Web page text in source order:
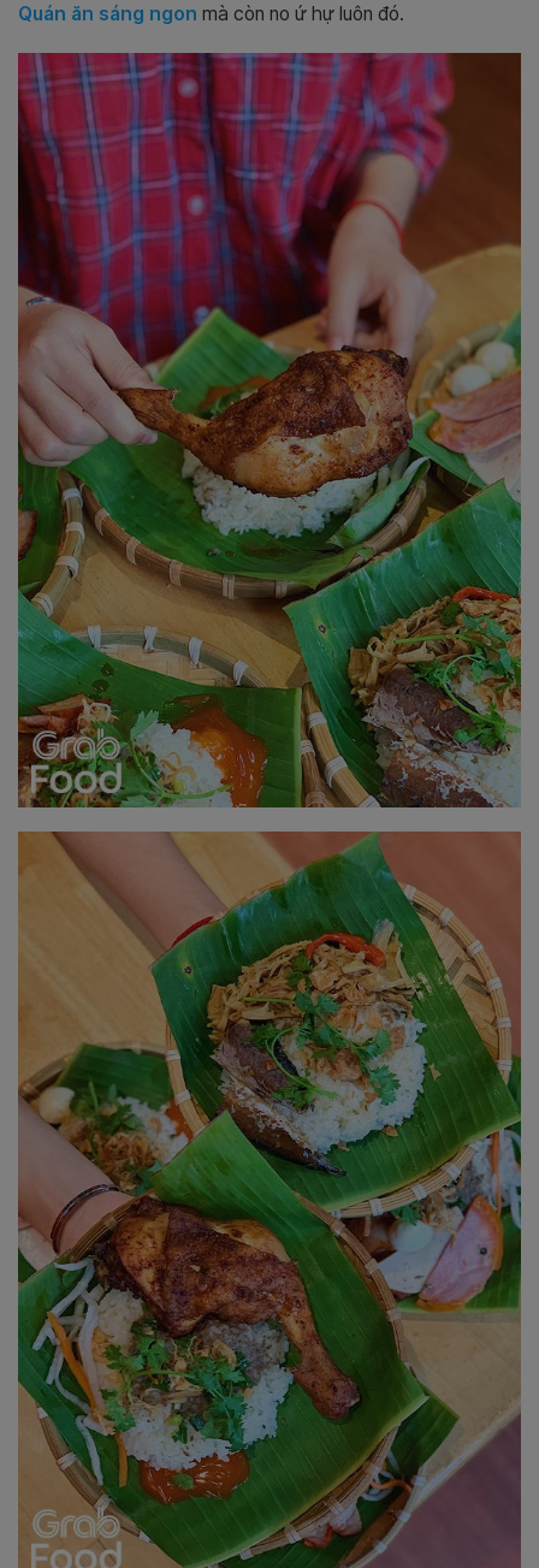
Quán ăn sáng ngon mà còn no ứ hự luôn đó.